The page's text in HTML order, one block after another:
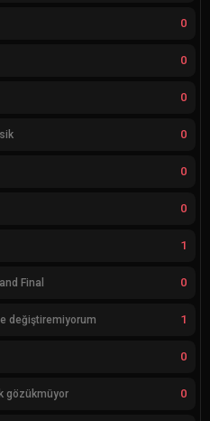
0
0
0
0
0
0
1
Final 0
değiştiremiyorum 1
0
gözükmüyor 0